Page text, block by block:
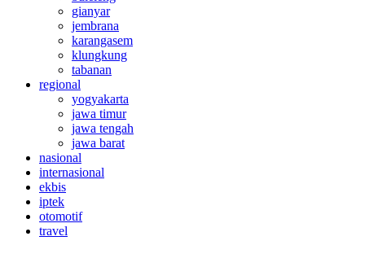
gianyar
jembrana
karangasem
klungkung
tabanan
regional
yogyakarta
jawa timur
jawa tengah
jawa barat
nasional
internasional
ekbis
iptek
otomotif
travel